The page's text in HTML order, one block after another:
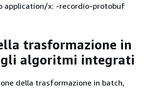
application/x: -recordio-protobuf
trasformazione in
gli algoritmi integrati
della trasformazione in batch,